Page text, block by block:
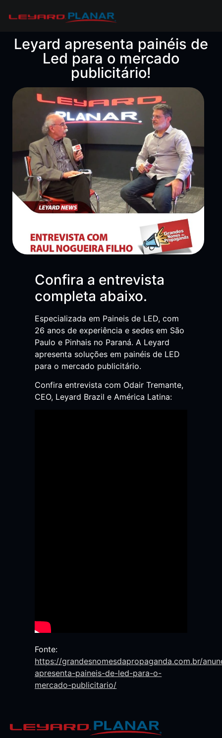
Leyard apresenta painéis de
Led para o mercado
publicitário!
Confira a entrevista
completa abaixo.
Especializada em Paineis de LED, com
26 anos de experiência e sedes em São
Paulo e Pinhais no Paraná. A Leyard
apresenta soluções em painéis de LED
para o mercado publicitário.
Confira entrevista com Odair Tremante,
CEO, Leyard Brazil e América Latina:
Fonte:
https://grandesnomesdapropaganda.com.br/
apresenta-paineis-de-led-para-o-
mercado-publicitario/